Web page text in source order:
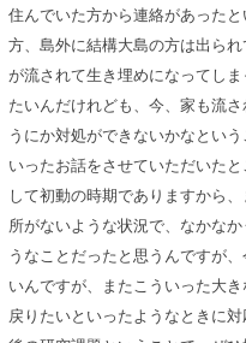
住んでいた方から連絡があった
方、島外に結構大島の方は出ら
が流されて生き埋めになってし
たいんだけれども、今、家も流
うにか対処ができないかなとい
いったお話をさせていただいた
して初動の時期でありますから
所がないような状況で、なかな
うなことだったと思うんですが
いんですが、またこういった大
戻りたいといったようなときに